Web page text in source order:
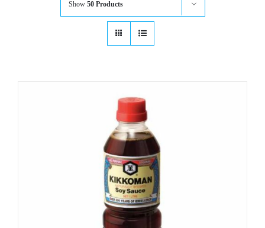
Show 50 Products